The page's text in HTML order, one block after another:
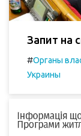
Запит на
#Органы
Украины